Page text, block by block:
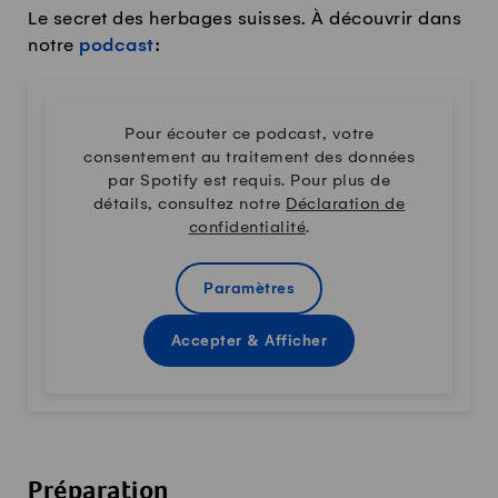
Le secret des herbages suisses. À découvrir dans
notre podcast:
Pour écouter ce podcast, votre
consentement au traitement des données
par Spotify est requis. Pour plus de
détails, consultez notre Déclaration de
confidentialité.
Paramètres
Accepter & Afficher